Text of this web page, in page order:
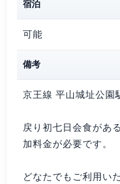
宿泊
可能
備考
京王線 平山城址公園
戻り初七日会食があ
加料金が必要です。
どなたでもご利用い